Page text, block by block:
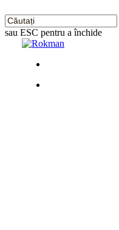
la
conținutul
principal
sau ESC pentru a închide
Închide
Meniu